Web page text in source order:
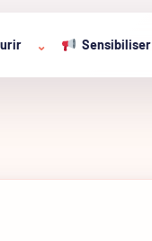
⌄ Sensibiliser